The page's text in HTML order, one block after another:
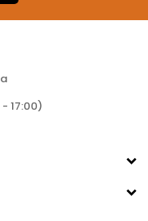
17:00)